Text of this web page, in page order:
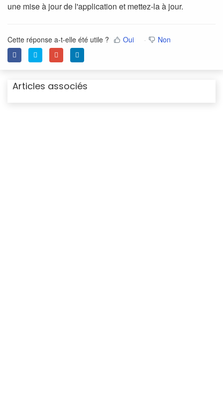
une mise à jour de l'application et mettez-la à jour.
Cette réponse a-t-elle été utile ? Oui Non
Articles associés